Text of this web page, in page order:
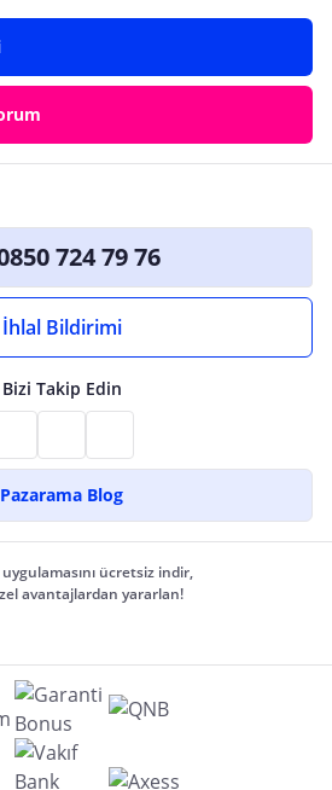
724 79 76
İhlal Bildirimi
Bizi Takip Edin
Pazarama Blog
ücretsiz indir,
avantajlardan yararlan!